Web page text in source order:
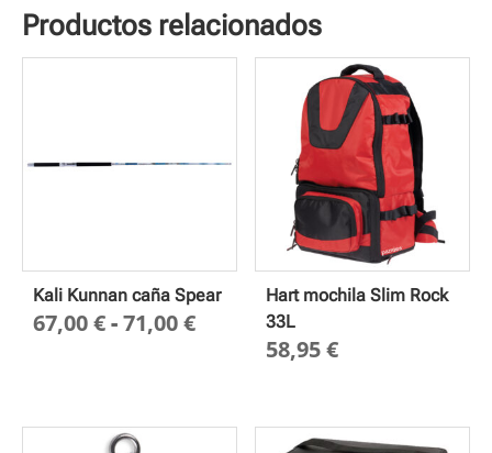
Productos relacionados
Kali Kunnan caña Spear
67,00€-71,00€Rango
67,00 €
Hart mochila Slim Rock
33L
58,95€